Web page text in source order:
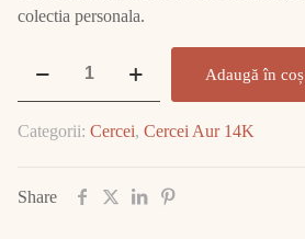
colectia personala.
Monaco
14K
Adaugă în coș
Categorii: Cercei, Cercei Aur 14K
Share